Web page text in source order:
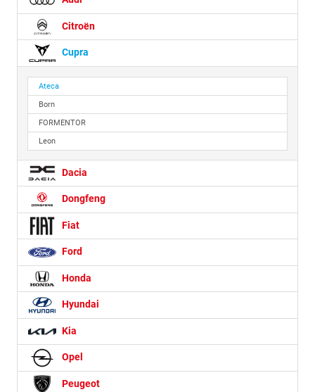
Citroën
Cupra
Ateca
Born
FORMENTOR
Leon
Dacia
Dongfeng
Fiat
Ford
Honda
Hyundai
Kia
Opel
Peugeot